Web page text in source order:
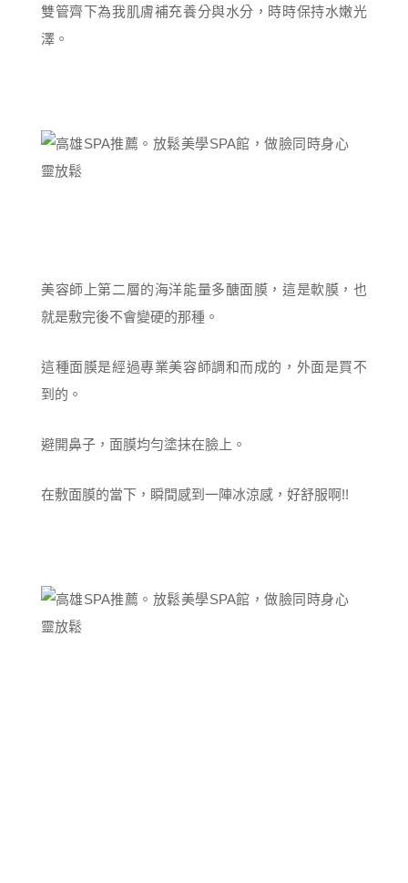
雙管齊下為我肌膚補充養分與水分，時時保持水嫩光
澤。
美容師上第二層的海洋能量多醣面膜，這是軟膜，也
就是敷完後不會變硬的那種。
這種面膜是經過專業美容師調和而成的，外面是買不
到的。
避開鼻子，面膜均勻塗抹在臉上。
在敷面膜的當下，瞬間感到一陣冰涼感，好舒服啊!!